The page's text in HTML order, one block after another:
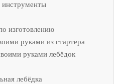
изготовлению
руками из стартера
руками лебёдок
лебёдка